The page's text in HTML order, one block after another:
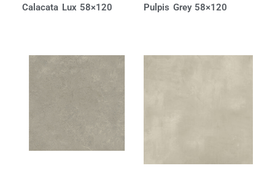
Calacata Lux 58×120 Pulpis Grey 58×120